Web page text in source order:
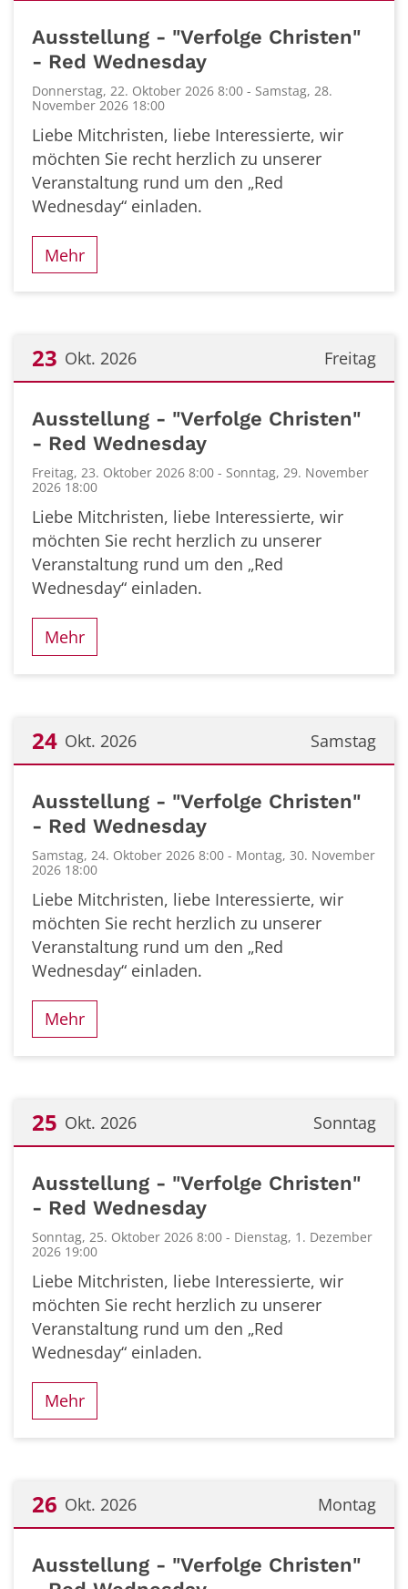
Ausstellung - "Verfolge Christen"
- Red Wednesday
Donnerstag, 22. Oktober 2026 8:00 - Samstag, 28.
November 2026 18:00
Liebe Mitchristen, liebe Interessierte, wir
möchten Sie recht herzlich zu unserer
Veranstaltung rund um den „Red
Wednesday“ einladen.
Mehr
Freitag
23 Okt. 2026
Ausstellung - "Verfolge Christen"
- Red Wednesday
Freitag, 23. Oktober 2026 8:00 - Sonntag, 29. November
2026 18:00
Liebe Mitchristen, liebe Interessierte, wir
möchten Sie recht herzlich zu unserer
Veranstaltung rund um den „Red
Wednesday“ einladen.
Mehr
Samstag
24 Okt. 2026
Ausstellung - "Verfolge Christen"
- Red Wednesday
Samstag, 24. Oktober 2026 8:00 - Montag, 30. November
2026 18:00
Liebe Mitchristen, liebe Interessierte, wir
möchten Sie recht herzlich zu unserer
Veranstaltung rund um den „Red
Wednesday“ einladen.
Mehr
Sonntag
25 Okt. 2026
Ausstellung - "Verfolge Christen"
- Red Wednesday
Sonntag, 25. Oktober 2026 8:00 - Dienstag, 1. Dezember
2026 19:00
Liebe Mitchristen, liebe Interessierte, wir
möchten Sie recht herzlich zu unserer
Veranstaltung rund um den „Red
Wednesday“ einladen.
Mehr
Montag
26 Okt. 2026
Ausstellung - "Verfolge Christen"